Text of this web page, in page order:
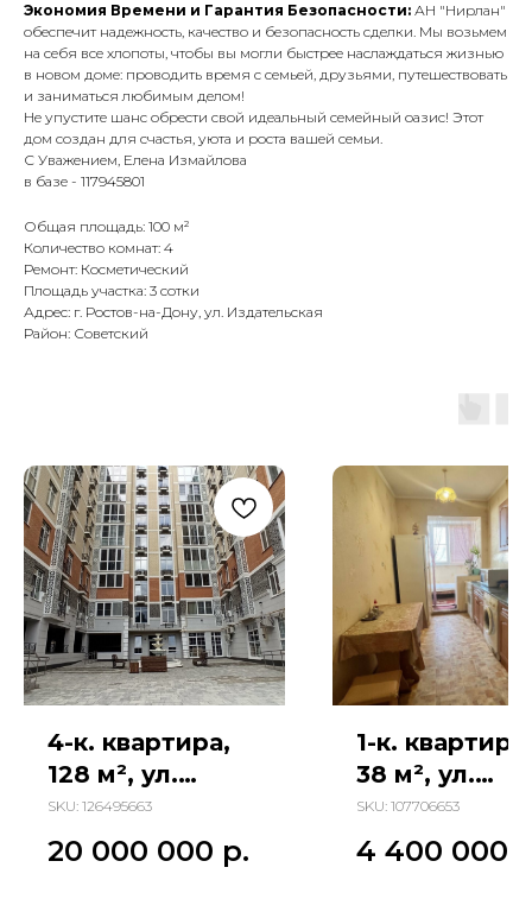
Экономия Времени и Гарантия Безопасности: АН "Нирлан"
обеспечит надежность, качество и безопасность сделки. Мы возьмем
на себя все хлопоты, чтобы вы могли быстрее наслаждаться жизнью
в новом доме: проводить время с семьей, друзьями, путешествовать
и заниматься любимым делом!
Не упустите шанс обрести свой идеальный семейный оазис! Этот
дом создан для счастья, уюта и роста вашей семьи.
С Уважением, Елена Измайлова
в базе - 117945801
Общая площадь: 100 м²
Количество комнат: 4
Ремонт: Косметический
Площадь участка: 3 сотки
Адрес: г. Ростов-на-Дону, ул. Издательская
Район: Советский
4-к. квартира,
128 м², ул.
Спартаковская
SKU: 126495663
20 000 000 р.
1-к. квартира,
38 м², ул.
Жмайлова
SKU: 107706653
4 400 000